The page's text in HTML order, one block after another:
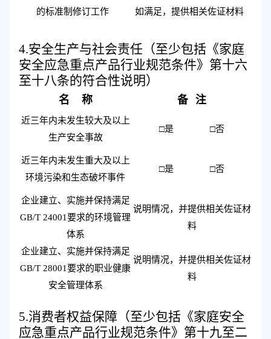
的标准制修订工作
如满足， 提供相关佐证材料
4.安全生产与社会责任（至少包括《家庭
安全应急重点产品行业规范条件》第十六
至十八条的符合性说明）
名 称 备 注
近三年内未发生较大及以上
生产安全事故
□是 □否
近三年内未发生重大及以上
环境污染和生态破坏事件
□是 □否
企业建立、实施并保持满足
GB/T 24001要求的环境管理
体系
说明情况，并提供相关佐证材
料
企业建立、实施并保持满足
GB/T 28001要求的职业健康
安全管理体系
说明情况，并提供相关佐证材
料
5.消费者权益保障（至少包括《家庭安全
应急重点产品行业规范条件》第十九至二